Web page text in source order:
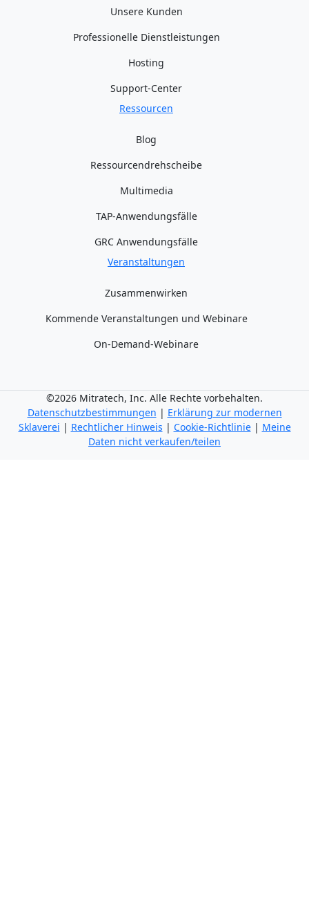
Unsere Kunden
Professionelle Dienstleistungen
Hosting
Support-Center
Ressourcen
Blog
Ressourcendrehscheibe
Multimedia
TAP-Anwendungsfälle
GRC Anwendungsfälle
Veranstaltungen
Zusammenwirken
Kommende Veranstaltungen und Webinare
On-Demand-Webinare
©2026 Mitratech, Inc. Alle Rechte vorbehalten.
Datenschutzbestimmungen | Erklärung zur modernen
Sklaverei | Rechtlicher Hinweis | Cookie-Richtlinie| Meine
Daten nicht verkaufen/teilen